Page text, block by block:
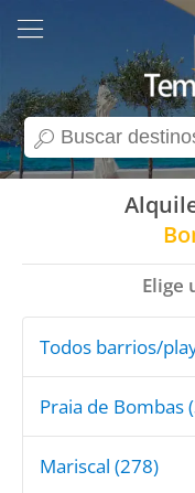
search
Elige
Todos barrios/
Praia de Bombas
Mariscal (278)